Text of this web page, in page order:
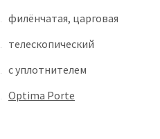
филёнчатая, царговая
телескопический
с уплотнителем
Optima Porte